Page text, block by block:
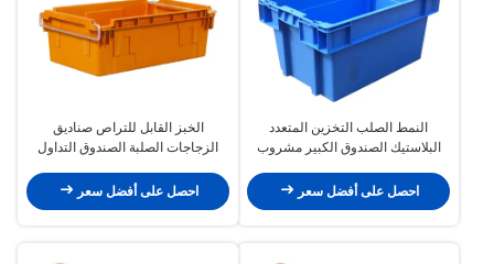
النمط الصلب التخزين المتعدد
البلاستيك الصندوق الكبير مشروب
احصل على أفضل سعر
الخبز القابل للتراص صناديق
الزجاجات الصلبة الصندوق التداول
720x425x235mm
احصل على أفضل سعر